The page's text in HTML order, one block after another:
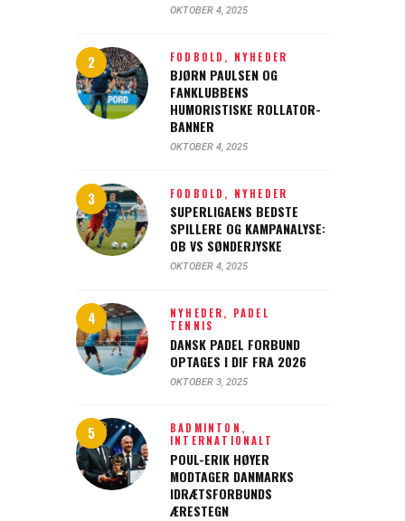
OKTOBER 4, 2025
FODBOLD, NYHEDER
BJØRN PAULSEN OG
FANKLUBBENS
HUMORISTISKE ROLLATOR-
BANNER
OKTOBER 4, 2025
FODBOLD, NYHEDER
SUPERLIGAENS BEDSTE
SPILLERE OG KAMPANALYSE:
OB VS SØNDERJYSKE
OKTOBER 4, 2025
NYHEDER, PADEL
TENNIS
DANSK PADEL FORBUND
OPTAGES I DIF FRA 2026
OKTOBER 3, 2025
BADMINTON,
INTERNATIONALT
POUL-ERIK HØYER
MODTAGER DANMARKS
IDRÆTSFORBUNDS
ÆRESTEGN